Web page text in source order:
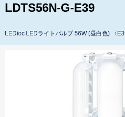
LDTS56N-G-E39
LEDioc LEDライトバルブ 56W (昼白色) 〈